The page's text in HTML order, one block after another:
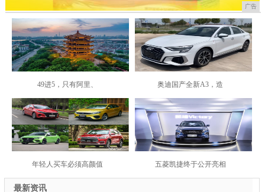
广告
49进5，只有阿里、 奥迪国产全新A3，造
年轻人买车必须高颜值 五菱凯捷终于公开亮相
最新资讯